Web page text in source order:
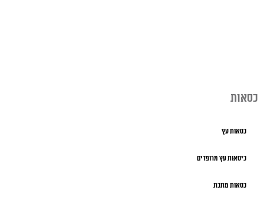
כסאות
כסאות עץ
כיסאות עץ מרופדים
כסאות מתכת